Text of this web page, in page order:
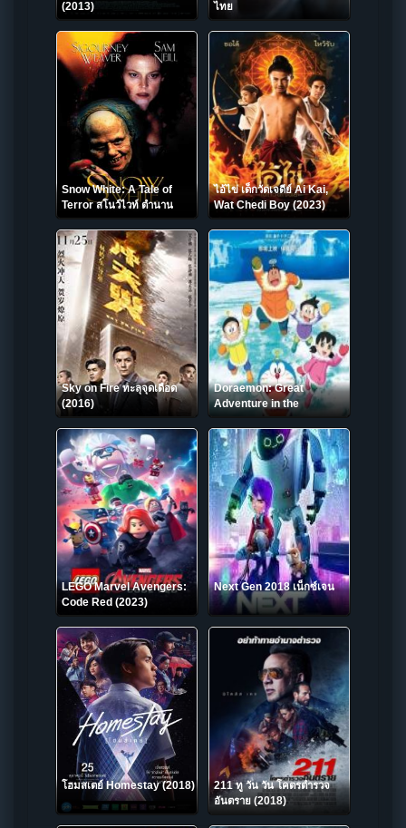
(2013) ไทย
Snow White: A Tale of
Terror สโนว์ไวท์ ตำนาน
สยอง (1997)
ไอ้ไข่ เด็กวัดเจดีย์ Ai Kai,
Wat Chedi Boy (2023)
Sky on Fire ทะลุจุดเดือด
(2016)
Doraemon: Great
Adventure in the
Antarctic Kachi Kochi –
โดราเอมอน ตอน คาชิ-โคชิ
การผจญภัยขั้วโลกใต้ของโนบิ
ตะ 2017
LEGO Marvel Avengers:
Code Red (2023)
Next Gen 2018 เน็กซ์เจน
โฮมสเตย์ Homestay (2018)
211 ทู วัน วัน โคตรตำรวจ
อันตราย (2018)